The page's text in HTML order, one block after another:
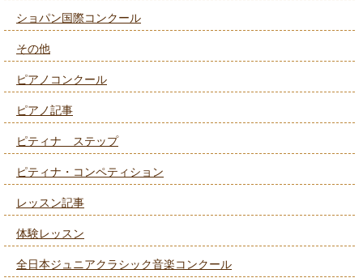
ショパン国際コンクール
その他
ピアノコンクール
ピアノ記事
ピティナ ステップ
ピティナ・コンペティション
レッスン記事
体験レッスン
全日本ジュニアクラシック音楽コンクール